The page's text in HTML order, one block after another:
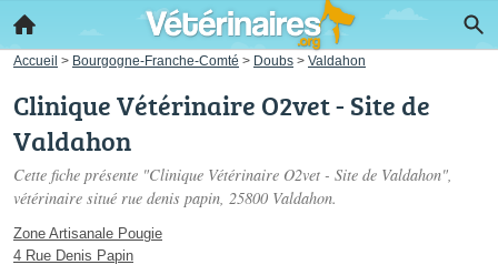
Accueil > Bourgogne-Franche-Comté > Doubs > Valdahon
Clinique Vétérinaire O2vet - Site de
Valdahon
Cette fiche présente "Clinique Vétérinaire O2vet - Site de Valdahon",
vétérinaire situé rue denis papin, 25800 Valdahon.
Zone Artisanale Pougie
4 Rue Denis Papin